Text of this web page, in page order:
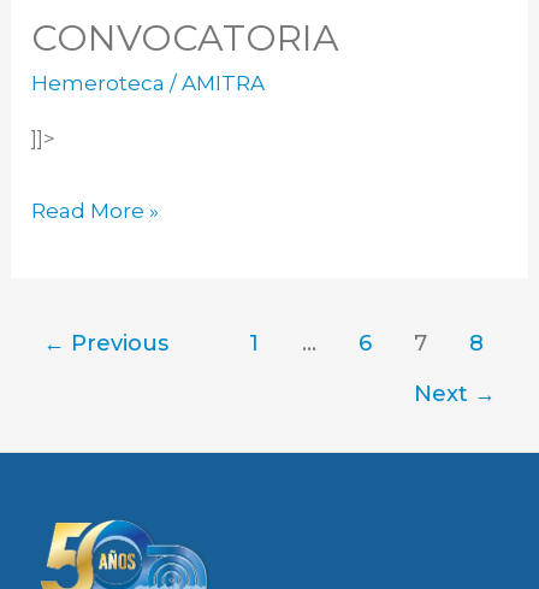
CONVOCATORIA
Hemeroteca /AMITRA
]]>
Read More »
← Previous 1 … 6 7
8
Next →